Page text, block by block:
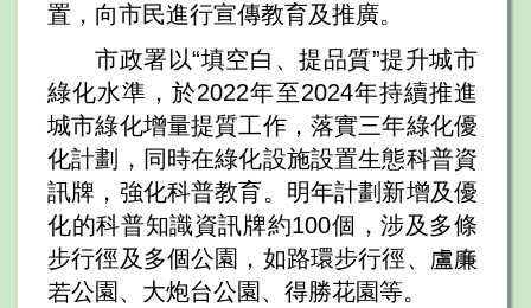
置，向市民進行宣傳教育及推廣。
市政署以“填空白、提品質”提升城市
綠化水準，於2022年至2024年持續推進
城市綠化增量提質工作，落實三年綠化優
化計劃，同時在綠化設施設置生態科普資
訊牌，強化科普教育。明年計劃新增及優
化的科普知識資訊牌約100個，涉及多條
步行徑及多個公園，如路環步行徑、盧廉
若公園、大炮台公園、得勝花園等。